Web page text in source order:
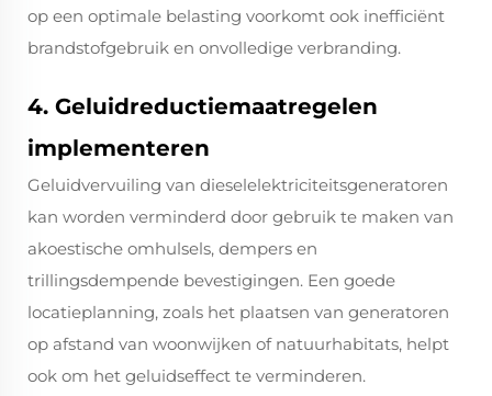
op een optimale belasting voorkomt ook inefficiënt
brandstofgebruik en onvolledige verbranding.
4. Geluidreductiemaatregelen
implementeren
Geluidvervuiling van dieselelektriciteitsgeneratoren
kan worden verminderd door gebruik te maken van
akoestische omhulsels, dempers en
trillingsdempende bevestigingen. Een goede
locatieplanning, zoals het plaatsen van generatoren
op afstand van woonwijken of natuurhabitats, helpt
ook om het geluidseffect te verminderen.